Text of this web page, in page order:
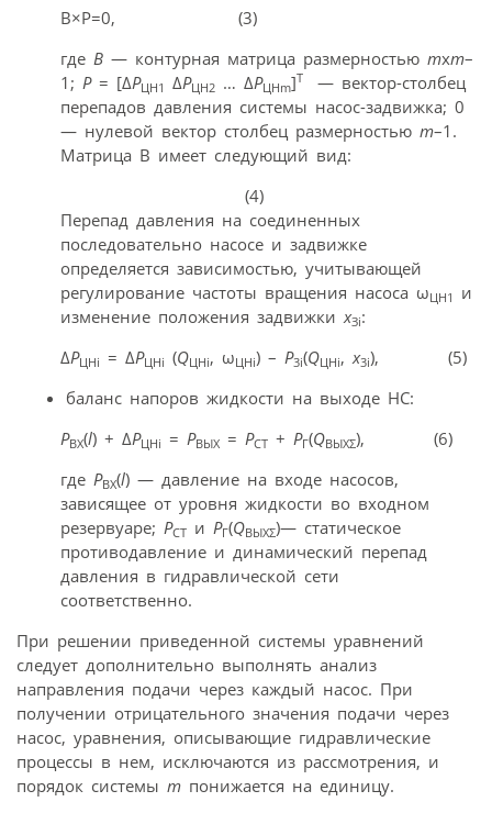
B×P=0, (3)
где В — контурная матрица размерностью mxm–
1; Р = [ΔРЦН1 ΔРЦН2 … ΔРЦНm]Т
— вектор-столбец
перепадов давления системы насос-задвижка; 0
— нулевой вектор столбец размерностью m–1.
Матрица В имеет следующий вид:
(4)
Перепад давления на соединенных
последовательно насосе и задвижке
определяется зависимостью, учитывающей
регулирование частоты вращения насоса ωЦН1
и
изменение положения задвижки хЗi:
ΔРЦНi = ΔРЦНi (QЦНi, ωЦНi) – Р3i(QЦНi, x3i), (5)
баланс напоров жидкости на выходе НС:
РВХ(l) + ΔРЦНi = РВЫХ = РСТ + РГ(QВЫХΣ), (6)
где РВХ(l) — давление на входе насосов,
зависящее от уровня жидкости во входном
резервуаре; РСТ и РГ(QВЫХΣ)— статическое
противодавление и динамический перепад
давления в гидравлической сети
соответственно.
При решении приведенной системы уравнений
следует дополнительно выполнять анализ
направления подачи через каждый насос. При
получении отрицательного значения подачи через
насос, уравнения, описывающие гидравлические
процессы в нем, исключаются из рассмотрения, и
порядок системы m понижается на единицу.